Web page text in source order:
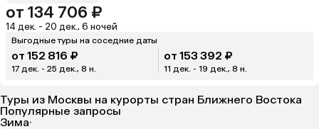
от 134 706 ₽
14 дек. - 20 дек., 6 ночей
Выгодные туры на соседние даты
от 152 816 ₽
17 дек. - 25 дек., 8 н.
от 153 392 ₽
11 дек. - 19 дек., 8 н.
Туры из Москвы на курорты стран Ближнего Востока
Популярные запросы
Зима·